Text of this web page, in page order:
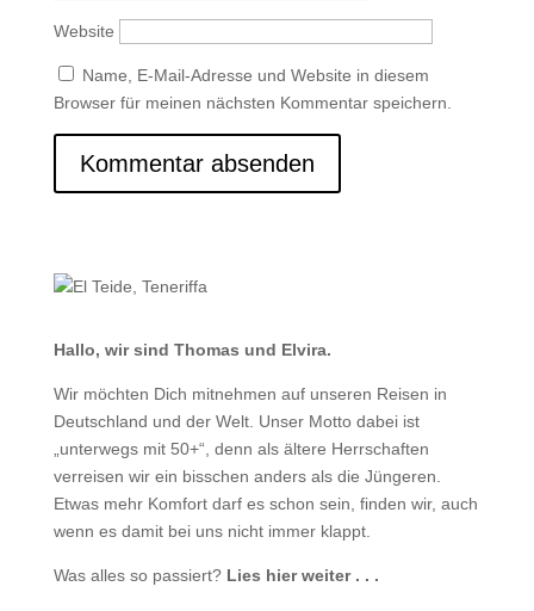
Website
Name, E-Mail-Adresse und Website in diesem
Browser für meinen nächsten Kommentar speichern.
Hallo, wir sind Thomas und Elvira.
Wir möchten Dich mitnehmen auf unseren Reisen in
Deutschland und der Welt. Unser Motto dabei ist
„unterwegs mit 50+“, denn als ältere Herrschaften
verreisen wir ein bisschen anders als die Jüngeren.
Etwas mehr Komfort darf es schon sein, finden wir, auch
wenn es damit bei uns nicht immer klappt.
Was alles so passiert? Lies hier weiter . . .